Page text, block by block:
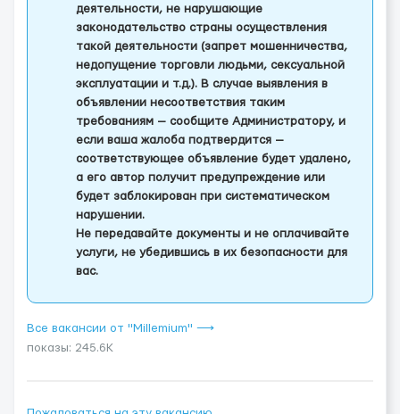
деятельности, не нарушающие
законодательство страны осуществления
такой деятельности (запрет мошенничества,
недопущение торговли людьми, сексуальной
эксплуатации и т.д.). В случае выявления в
объявлении несоответствия таким
требованиям — сообщите Администратору, и
если ваша жалоба подтвердится —
соответствующее объявление будет удалено,
а его автор получит предупреждение или
будет заблокирован при систематическом
нарушении.
Не передавайте документы и не оплачивайте
услуги, не убедившись в их безопасности для
вас.
Все вакансии от "Millemium" ⟶
показы: 245.6K